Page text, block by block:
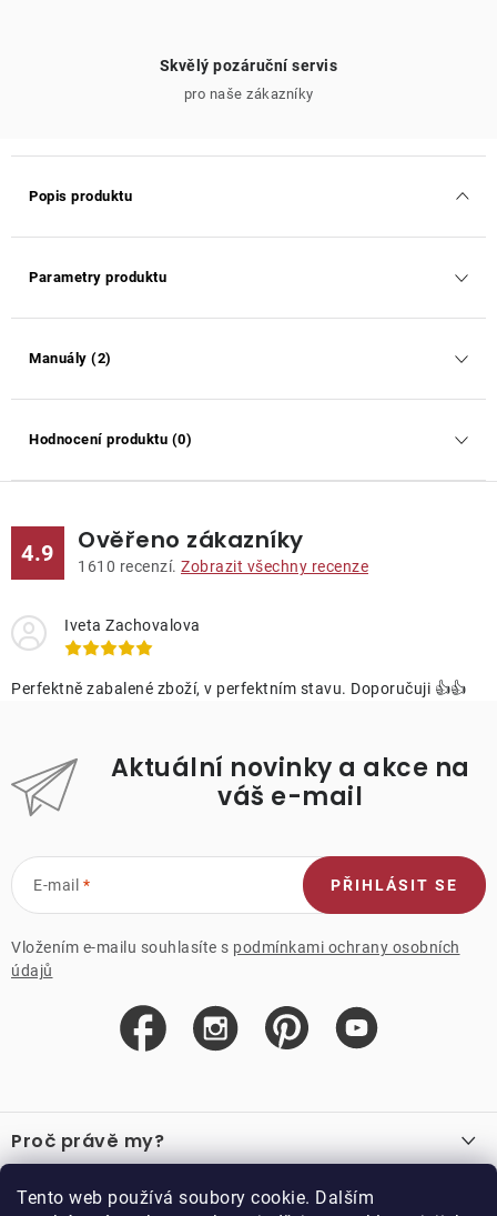
Tento web používá soubory cookie. Dalším
Skvělý pozáruční servis
pro naše zákazníky
Popis produktu
Parametry produktu
Manuály (2)
Hodnocení produktu (0)
4.9 Ověřeno zákazníky
1610 recenzí. Zobrazit všechny recenze
Iveta Zachovalova
Perfektně zabalené zboží, v perfektním stavu. Doporučuji 👍👍
Aktuální novinky a akce na
váš e-mail
E-mail
Vložením e-mailu souhlasíte s podmínkami ochrany osobních
údajů
PŘIHLÁSIT SE
á
p
a
Proč právě my?
Recenze
Důležité odkazy